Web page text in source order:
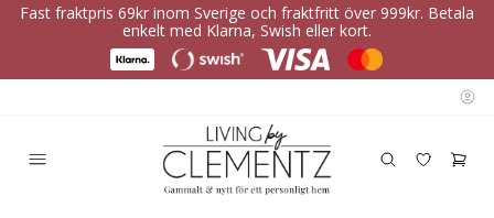
Fast fraktpris 69kr inom Sverige och fraktfritt över 999kr. Betala
enkelt med Klarna, Swish eller kort.